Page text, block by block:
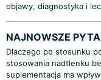
objawy, diagnostyka i
NAJNOWSZE
Dlaczego po stosunku
stosowania nadtlenku
suplementacja ma